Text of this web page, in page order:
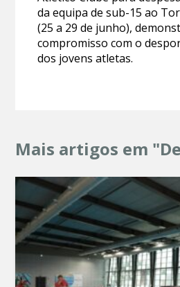
da equipa de sub-15 ao
(25 a 29 de junho),
compromisso com o
dos jovens atletas.
Mais artigos em